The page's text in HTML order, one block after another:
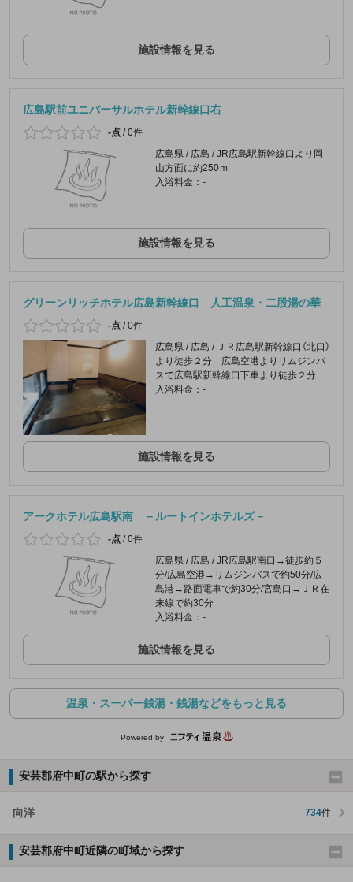
施設情報を見る
広島駅前ユニバーサルホテル新幹線口右
-点 /0件
広島県 / 広島 / JR広島駅新幹線口より岡
山方面に約250ｍ
入浴料金：-
施設情報を見る
グリーンリッチホテル広島新幹線口 人工温泉・二股湯の華
-点 /0件
広島県 / 広島 / ＪＲ広島駅新幹線口（北口）
より徒歩２分 広島空港よりリムジンバ
スで広島駅新幹線口下車より徒歩２分
入浴料金：-
施設情報を見る
アークホテル広島駅南 －ルートインホテルズ－
-点 /0件
広島県 / 広島 / JR広島駅南口→徒歩約５
分/広島空港→リムジンバスで約50分/広
島港→路面電車で約30分/宮島口→ＪＲ在
来線で約30分
入浴料金：-
施設情報を見る
温泉・スーパー銭湯・銭湯などをもっと見る
Powered by
安芸郡府中町の駅から探す
向洋 734件
安芸郡府中町近隣の町域から探す